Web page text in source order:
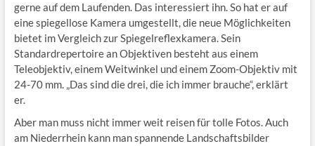
gerne auf dem Laufenden. Das interessiert ihn. So hat er auf
eine spiegellose Kamera umgestellt, die neue Möglichkeiten
bietet im Vergleich zur Spiegelreflexkamera. Sein
Standardrepertoire an Objektiven besteht aus einem
Teleobjektiv, einem Weitwinkel und einem Zoom-Objektiv mit
24-70 mm. „Das sind die drei, die ich immer brauche“, erklärt
er.
Aber man muss nicht immer weit reisen für tolle Fotos. Auch
am Niederrhein kann man spannende Landschaftsbilder